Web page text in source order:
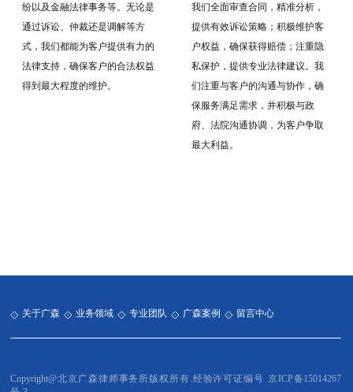
纷以及金融法律事务等。无论是
通过诉讼、仲裁还是调解等方
式，我们都能为客户提供有力的
法律支持，确保客户的合法权益
得到最大程度的维护。
我们全面审查合同，精准分析，
提供有效诉讼策略；积极维护客
户权益，确保获得赔偿；注重隐
私保护，提供专业法律建议。我
们注重与客户的沟通与协作，确
保服务满足需求，并积极与政
府、法院沟通协调，为客户争取
最大利益。
关于广森 业务领域 专业团队 广森案例 留言中心
Copyright@北京广森律师事务所版权所有.经验许可证编号 京ICP备15014267